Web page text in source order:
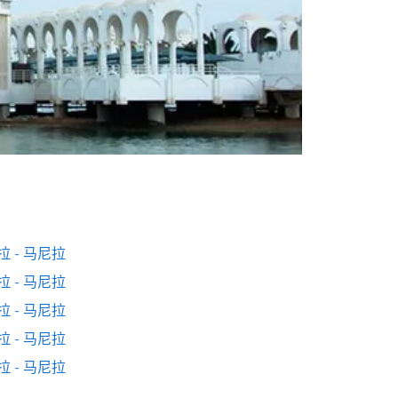
- 马尼拉
- 马尼拉
- 马尼拉
- 马尼拉
- 马尼拉